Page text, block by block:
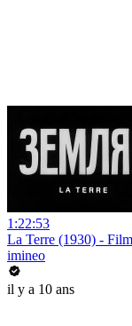
1:22:53
La Terre (1930) -
imineo
il y a 10 ans